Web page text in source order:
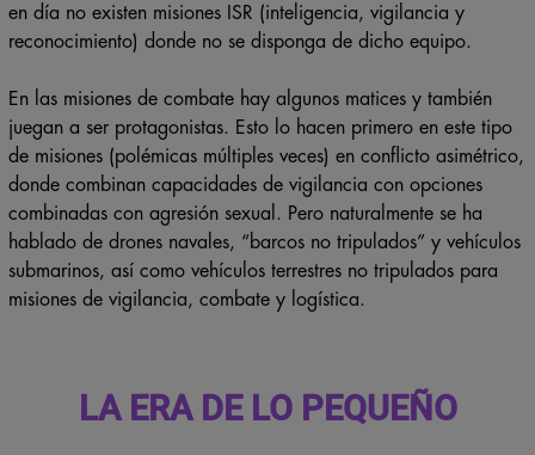
en día no existen misiones ISR (inteligencia, vigilancia y
reconocimiento) donde no se disponga de dicho equipo.
En las misiones de combate hay algunos matices y también
juegan a ser protagonistas. Esto lo hacen primero en este tipo
de misiones (polémicas múltiples veces) en conflicto asimétrico,
donde combinan capacidades de vigilancia con opciones
combinadas con agresión sexual. Pero naturalmente se ha
hablado de drones navales, “barcos no tripulados” y vehículos
submarinos, así como vehículos terrestres no tripulados para
misiones de vigilancia, combate y logística.
LA ERA DE LO PEQUEÑO